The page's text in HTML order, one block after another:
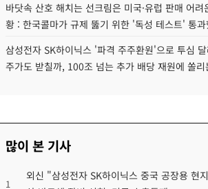
바닷속 산호 해치는 선크림은 미국·유럽 판매 어려
황 : 한국콜마가 규제 뚫기 위한 '독성 테스트' 통
삼성전자 SK하이닉스 '파격 주주환원'으로 투심
주가도 받칠까, 100조 넘는 추가 배당 재원에 쏠리
많이 본 기사
1
외신 "삼성전자 SK하이닉스 중국 공장용 현